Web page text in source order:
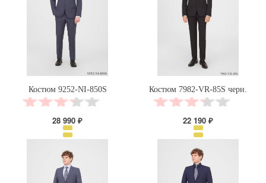
Костюм 9252-NI-850S
28 990 ₽
Костюм 7982-VR-85S черн.
22 190 ₽